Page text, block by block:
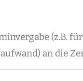
(z.B.
an die